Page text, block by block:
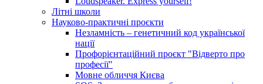
Літні школи
Науково-практичні проєкти
Незламність – генетичний код української
нації
Профорієнтаційний проєкт "Відверто про
професії"
Мовне обличчя Києва